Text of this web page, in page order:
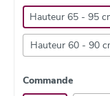
Hauteur 65 - 95
Hauteur 60 - 90
Commande